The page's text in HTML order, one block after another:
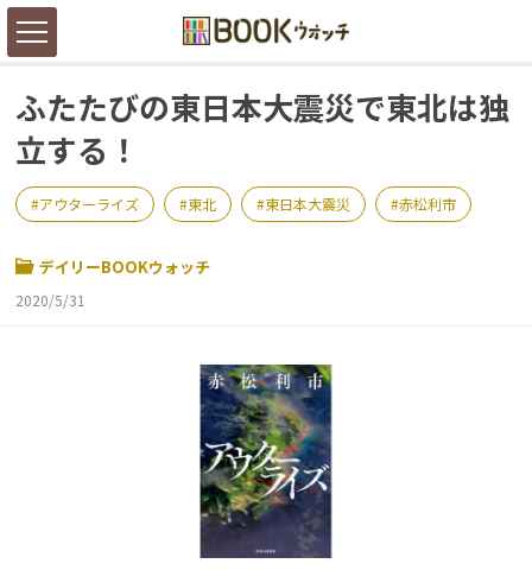
ふたたびの東日本大震災で東北は独
立する！
アウターライズ 東北 東日本大震災 赤松利市
デイリーBOOKウォッチ
2020/5/31